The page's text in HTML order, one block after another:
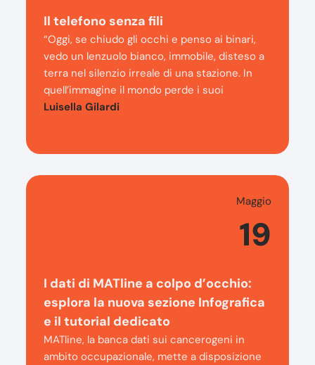
Il telefono senza fili
“Oggi, se chiudo gli occhi e penso ai binari,
vedo un lenzuolo bianco, immobile, disteso a
terra nel silenzio irreale di una stazione. In
quell’immagine il mondo perde i suoi
Luisella Gilardi
Maggio
19
I dati di MATline a colpo d’occhio:
esplora la nuova sezione Infografica
e il tutorial dedicato
MATline, la banca dati sui cancerogeni in
ambito occupazionale, mette a disposizione